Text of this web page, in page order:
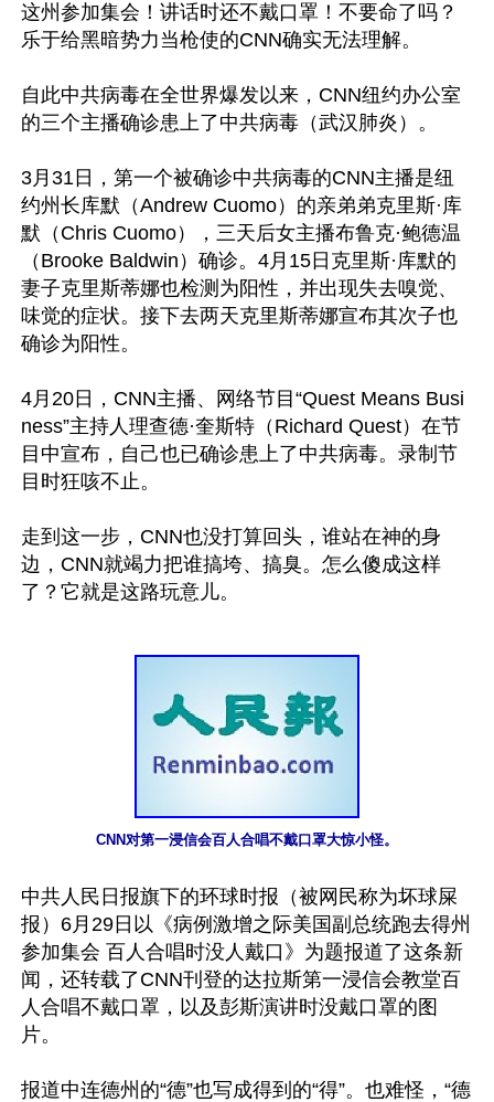
这州参加集会！讲话时还不戴口罩！不要命了吗？
乐于给黑暗势力当枪使的CNN确实无法理解。
自此中共病毒在全世界爆发以来，CNN纽约办公室
的三个主播确诊患上了中共病毒（武汉肺炎）。
3月31日，第一个被确诊中共病毒的CNN主播是纽
约州长库默（Andrew Cuomo）的亲弟弟克里斯·库
默（Chris Cuomo），三天后女主播布鲁克·鲍德温
（Brooke Baldwin）确诊。4月15日克里斯·库默的
妻子克里斯蒂娜也检测为阳性，并出现失去嗅觉、
味觉的症状。接下去两天克里斯蒂娜宣布其次子也
确诊为阳性。
4月20日，CNN主播、网络节目“Quest Means Busi
ness”主持人理查德·奎斯特（Richard Quest）在节
目中宣布，自己也已确诊患上了中共病毒。录制节
目时狂咳不止。
走到这一步，CNN也没打算回头，谁站在神的身
边，CNN就竭力把谁搞垮、搞臭。怎么傻成这样
了？它就是这路玩意儿。
CNN对第一浸信会百人合唱不戴口罩大惊小怪。
中共人民日报旗下的环球时报（被网民称为坏球屎
报）6月29日以《病例激增之际美国副总统跑去得州
参加集会 百人合唱时没人戴口》为题报道了这条新
闻，还转载了CNN刊登的达拉斯第一浸信会教堂百
人合唱不戴口罩，以及彭斯演讲时没戴口罩的图
片。
报道中连德州的“德”也写成得到的“得”。也难怪，“德